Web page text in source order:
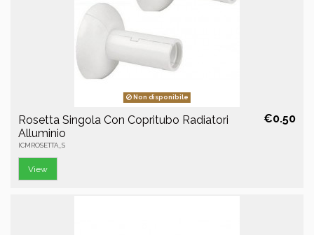
Non disponibile
Rosetta Singola Con Copritubo Radiatori
Alluminio
ICMROSETTA_S
€0.50
View